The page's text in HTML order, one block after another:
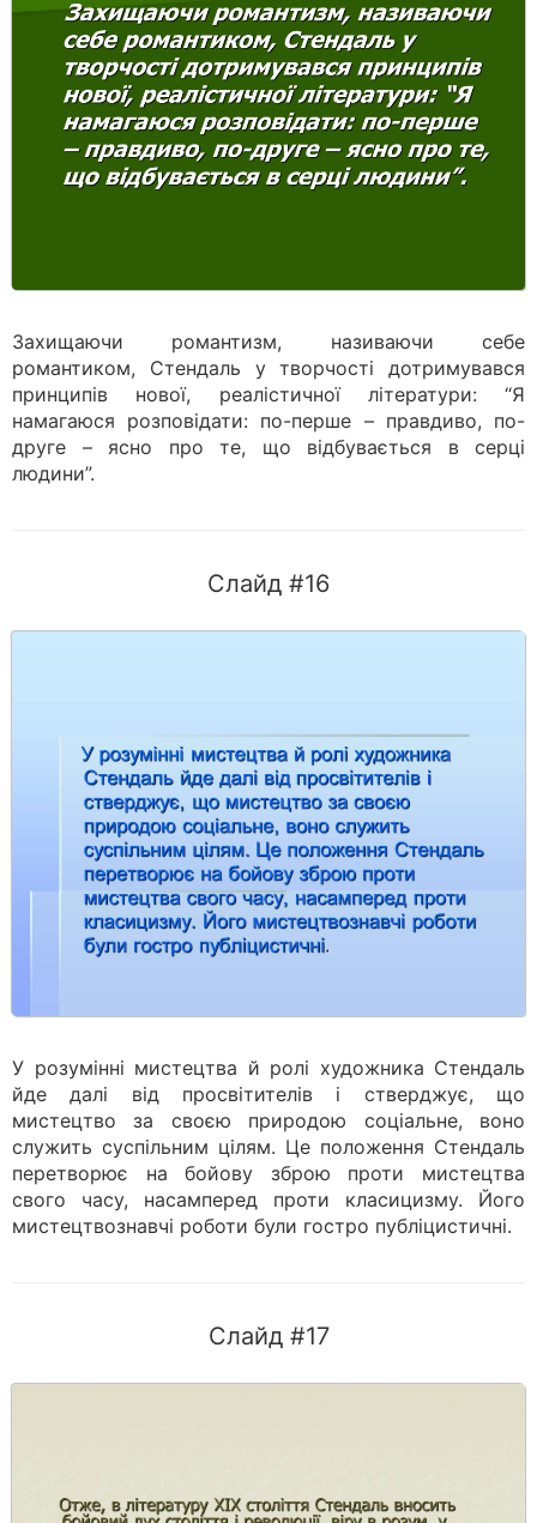
Захищаючи романтизм, називаючи себе
романтиком, Стендаль у творчості дотримувався
принципів нової, реалістичної літератури: “Я
намагаюся розповідати: по-перше – правдиво, по-
друге – ясно про те, що відбувається в серці
людини”.
Слайд #16
У розумінні мистецтва й ролі художника Стендаль
йде далі від просвітителів і стверджує, що
мистецтво за своєю природою соціальне, воно
служить суспільним цілям. Це положення Стендаль
перетворює на бойову зброю проти мистецтва
свого часу, насамперед проти класицизму. Його
мистецтвознавчі роботи були гостро публіцистичні.
Слайд #17